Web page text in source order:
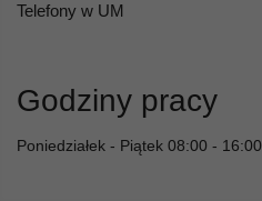
Telefony w UM
Godziny pracy
Poniedziałek - Piątek 08:00 - 16:00